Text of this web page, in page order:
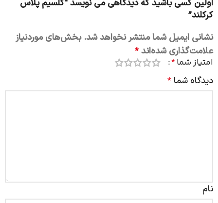
اولین کسی باشید که دیدگاهی می نویسد “کلسیم پلاس
کرکلند”
نشانی ایمیل شما منتشر نخواهد شد. بخش‌های موردنیاز
علامت‌گذاری شده‌اند *
امتیاز شما*
دیدگاه شما *
نام